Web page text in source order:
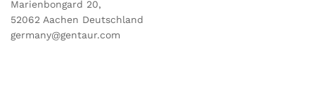
Marienbongard 20,
52062 Aachen Deutschland
germany@gentaur.com